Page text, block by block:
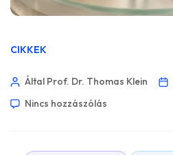
CIKKEK
Által Prof. Dr. Thomas Klein
Nincs hozzászólás